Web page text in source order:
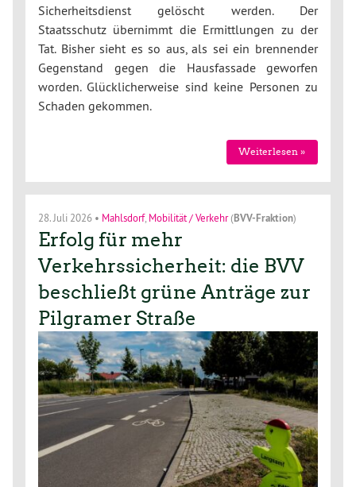
Sicherheitsdienst gelöscht werden. Der
Staatsschutz übernimmt die Ermittlungen zu der
Tat. Bisher sieht es so aus, als sei ein brennender
Gegenstand gegen die Hausfassade geworfen
worden. Glücklicherweise sind keine Personen zu
Schaden gekommen.
Weiterlesen »
28. Juli 2026 • Mahlsdorf, Mobilität / Verkehr(BVV-Fraktion)
Erfolg für mehr
Verkehrssicherheit: die BVV
beschließt grüne Anträge zur
Pilgramer Straße